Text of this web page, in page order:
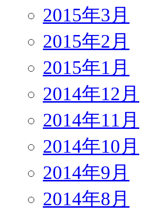
2015年3月
2015年2月
2015年1月
2014年12月
2014年11月
2014年10月
2014年9月
2014年8月